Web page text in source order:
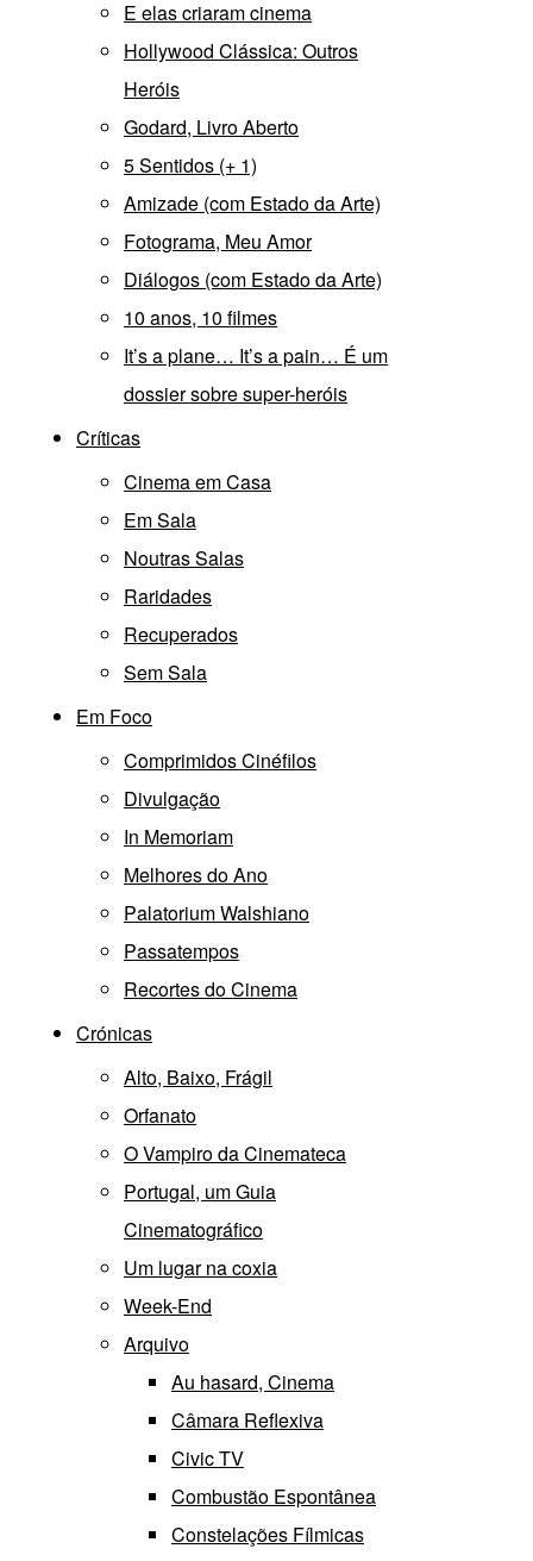
E elas criaram cinema
Hollywood Clássica: Outros
Heróis
Godard, Livro Aberto
5 Sentidos (+ 1)
Amizade (com Estado da Arte)
Fotograma, Meu Amor
Diálogos (com Estado da Arte)
10 anos, 10 filmes
It’s a plane… It’s a pain… É um
dossier sobre super-heróis
Críticas
Cinema em Casa
Em Sala
Noutras Salas
Raridades
Recuperados
Sem Sala
Em Foco
Comprimidos Cinéfilos
Divulgação
In Memoriam
Melhores do Ano
Palatorium Walshiano
Passatempos
Recortes do Cinema
Crónicas
Alto, Baixo, Frágil
Orfanato
O Vampiro da Cinemateca
Portugal, um Guia
Cinematográfico
Um lugar na coxia
Week-End
Arquivo
Au hasard, Cinema
Câmara Reflexiva
Civic TV
Combustão Espontânea
Constelações Fílmicas